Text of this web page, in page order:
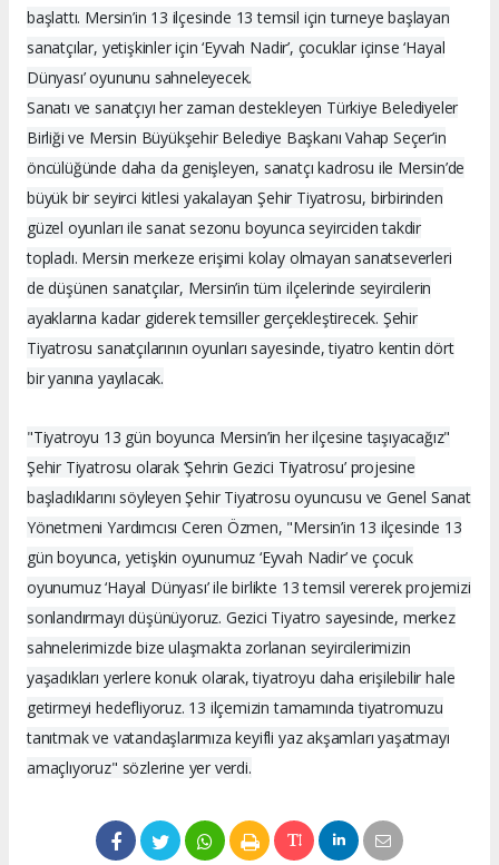
başlattı. Mersin’in 13 ilçesinde 13 temsil için turneye başlayan
sanatçılar, yetişkinler için ‘Eyvah Nadir’, çocuklar içinse ‘Hayal
Dünyası’ oyununu sahneleyecek.
Sanatı ve sanatçıyı her zaman destekleyen Türkiye Belediyeler
Birliği ve Mersin Büyükşehir Belediye Başkanı Vahap Seçer’in
öncülüğünde daha da genişleyen, sanatçı kadrosu ile Mersin’de
büyük bir seyirci kitlesi yakalayan Şehir Tiyatrosu, birbirinden
güzel oyunları ile sanat sezonu boyunca seyirciden takdir
topladı. Mersin merkeze erişimi kolay olmayan sanatseverleri
de düşünen sanatçılar, Mersin’in tüm ilçelerinde seyircilerin
ayaklarına kadar giderek temsiller gerçekleştirecek. Şehir
Tiyatrosu sanatçılarının oyunları sayesinde, tiyatro kentin dört
bir yanına yayılacak.
"Tiyatroyu 13 gün boyunca Mersin’in her ilçesine taşıyacağız"
Şehir Tiyatrosu olarak ‘Şehrin Gezici Tiyatrosu’ projesine
başladıklarını söyleyen Şehir Tiyatrosu oyuncusu ve Genel Sanat
Yönetmeni Yardımcısı Ceren Özmen, "Mersin’in 13 ilçesinde 13
gün boyunca, yetişkin oyunumuz ‘Eyvah Nadir’ ve çocuk
oyunumuz ‘Hayal Dünyası’ ile birlikte 13 temsil vererek projemizi
sonlandırmayı düşünüyoruz. Gezici Tiyatro sayesinde, merkez
sahnelerimizde bize ulaşmakta zorlanan seyircilerimizin
yaşadıkları yerlere konuk olarak, tiyatroyu daha erişilebilir hale
getirmeyi hedefliyoruz. 13 ilçemizin tamamında tiyatromuzu
tanıtmak ve vatandaşlarımıza keyifli yaz akşamları yaşatmayı
amaçlıyoruz" sözlerine yer verdi.